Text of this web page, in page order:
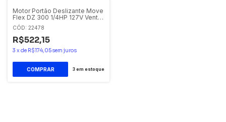
Motor Portão Deslizante Move
Flex DZ 300 1/4HP 127V Venti-
Delta
CÓD: 22478
R$522,15
3 x de R$174,05sem juros
3em estoque